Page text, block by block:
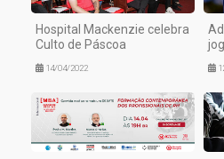
Hospital Mackenzie celebra
Culto de Páscoa
14/04/2022